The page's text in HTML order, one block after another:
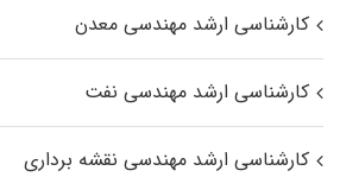
کارشناسی ارشد مهندسی معدن
کارشناسی ارشد مهندسی نفت
کارشناسی ارشد مهندسی نقشه برداری